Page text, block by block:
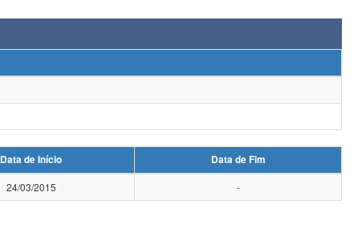
Data de Início
Data de Fim
24/03/2015 -